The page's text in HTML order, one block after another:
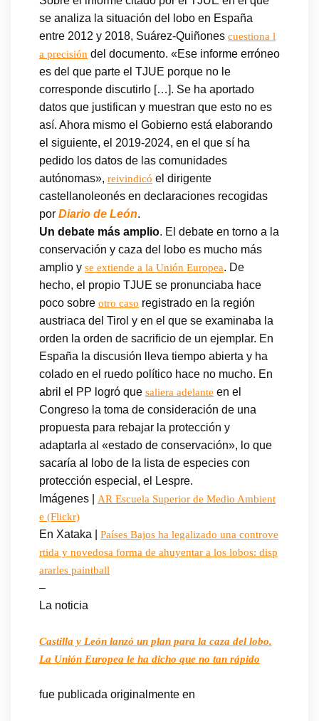
se analiza la situación del lobo en España
entre 2012 y 2018, Suárez-Quiñones cuestiona l
a precisión del documento. «Ese informe erróneo
es del que parte el TJUE porque no le
corresponde discutirlo […]. Se ha aportado
datos que justifican y muestran que esto no es
así. Ahora mismo el Gobierno está elaborando
el siguiente, el 2019-2024, en el que sí ha
pedido los datos de las comunidades
autónomas», reivindicó el dirigente
castellanoleonés en declaraciones recogidas
por Diario de León.
Un debate más amplio. El debate en torno a la
conservación y caza del lobo es mucho más
amplio y se extiende a la Unión Europea. De
hecho, el propio TJUE se pronunciaba hace
poco sobre otro caso registrado en la región
austriaca del Tirol y en el que se examinaba la
orden la orden de sacrificio de un ejemplar. En
España la discusión lleva tiempo abierta y ha
colado en el ruedo político hace no mucho. En
abril el PP logró que saliera adelante en el
Congreso la toma de consideración de una
propuesta para rebajar la protección y
adaptarla al «estado de conservación», lo que
sacaría al lobo de la lista de especies con
protección especial, el Lespre.
Imágenes | AR Escuela Superior de Medio Ambient
e (Flickr)
En Xataka | Países Bajos ha legalizado una controve
rtida y novedosa forma de ahuyentar a los lobos: disp
ararles paintball
–
La noticia
Castilla y León lanzó un plan para la caza del lobo.
La Unión Europea le ha dicho que no tan rápido
fue publicada originalmente en